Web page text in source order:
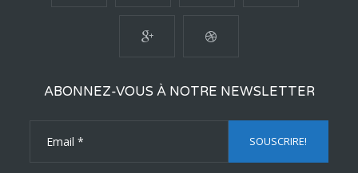
ABONNEZ-VOUS À NOTRE NEWSLETTER